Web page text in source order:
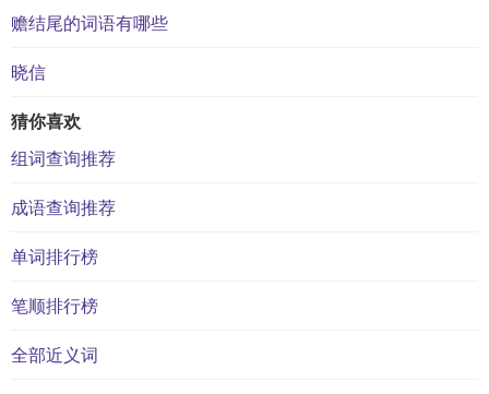
赡结尾的词语有哪些
晓信
猜你喜欢
组词查询推荐
成语查询推荐
单词排行榜
笔顺排行榜
全部近义词